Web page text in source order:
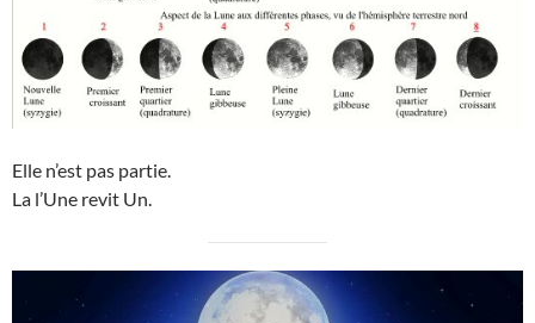
Elle n’est pas partie.
La l’Une revit Un.